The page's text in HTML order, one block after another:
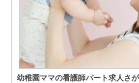
幼稚園ママの看護師パート求人さ